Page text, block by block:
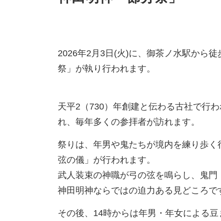
2026年2月3日(火)に、御茶ノ水駅から
祭」が執り行われます。
天平2（730）年創建と伝わる古社で行
れ、毎年多くの参拝者が訪れます。
祭りは、年男や鬼たちが境内を練り歩
弦の儀」が行われます。
武人装束の神職が弓の弦を鳴らし、鬼
神田明神ならではの迫力ある見どころで
その後、14時からは年男・年女による